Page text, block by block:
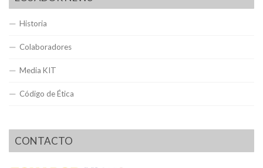
Historia
Colaboradores
Media KIT
Código de Ética
CONTACTO